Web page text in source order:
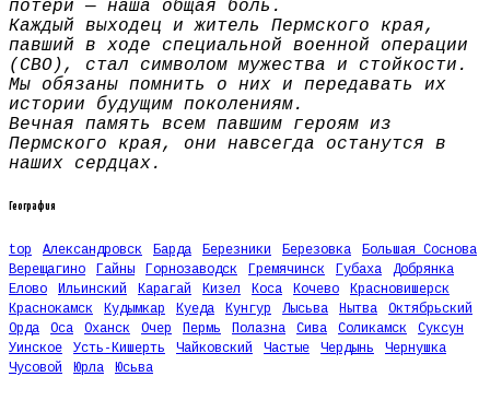
потери — наша общая боль.
Каждый выходец и житель Пермского края,
павший в ходе специальной военной операции
(СВО), стал символом мужества и стойкости.
Мы обязаны помнить о них и передавать их
истории будущим поколениям.
Вечная память всем павшим героям из
Пермского края, они навсегда останутся в
наших сердцах.
География
top Александровск Барда Березники Березовка
Большая Соснова
Верещагино
Гайны Горнозаводск Гремячинск Губаха
Добрянка
Елово
Ильинский Карагай Кизел Коса Кочево
Красновишерск
Краснокамск
Кудымкар Куеда Кунгур Лысьва Нытва
Октябрьский
Орда
Оса Оханск Очер Пермь Полазна Сива Соликамск
Суксун
Уинское
Усть-Кишерть Чайковский Частые Чердынь
Чернушка
Чусовой
Юрла Юсьва